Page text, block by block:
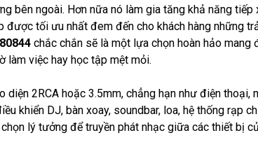
bên ngoài. Hơn nữa nó làm gia tăng khả năng tiếp
được tối ưu nhất đem đến cho khách hàng những
chắc chắn sẽ là một lựa chọn hoàn hảo mang
làm việc hay học tập mệt mỏi.
2RCA hoặc 3.5mm, chẳng hạn như điện thoại,
khiển DJ, bàn xoay, soundbar, loa, hệ thống rạp
lý tưởng để truyền phát nhạc giữa các thiết bị